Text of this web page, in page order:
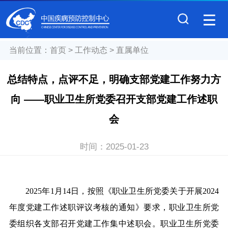
当前位置： 首页> 工作动态 > 直属单位
总结特点，点评不足，明确支部党建工作努力方
向 ——职业卫生所党委召开支部党建工作述职
会
时间： 2025-01-23
2025年1月14日，按照《职业卫生所党委关于开展2024
年度党建工作述职评议考核的通知》要求，职业卫生所党
委组织各支部召开党建工作集中述职会。职业卫生所党委